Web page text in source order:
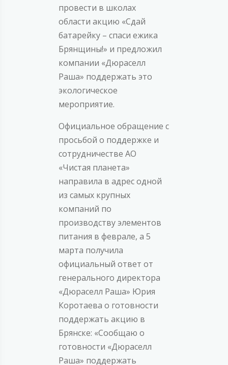
провести в школах
области акцию «Сдай
батарейку – спаси ежика
Брянщины!» и предложил
компании «Дюраселл
Раша» поддержать это
экологическое
мероприятие.
Официальное обращение с
просьбой о поддержке и
сотрудничестве АО
«Чистая планета»
направила в адрес одной
из самых крупных
компаний по
производству элементов
питания в феврале, а 5
марта получила
официальный ответ от
генерального директора
«Дюраселл Раша» Юрия
Коротаева о готовности
поддержать акцию в
Брянске: «Сообщаю о
готовности «Дюраселл
Раша» поддержать